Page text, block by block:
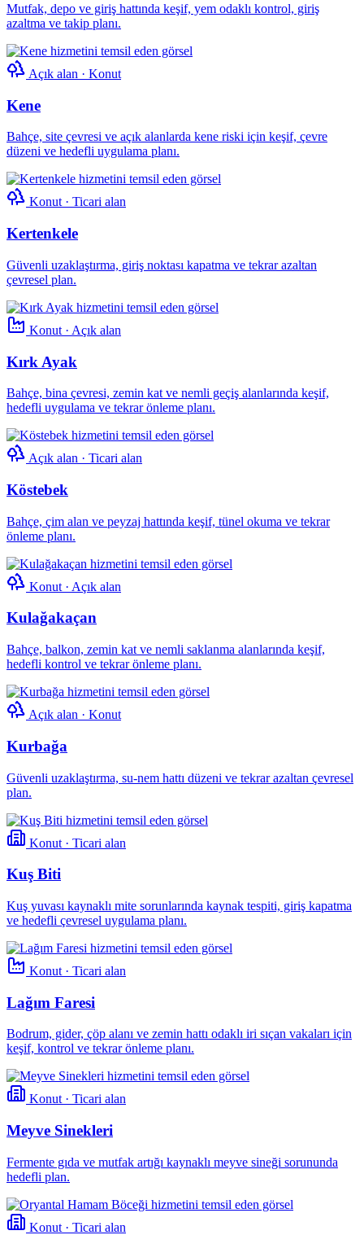
Mutfak, depo ve giriş hattında keşif, yem odaklı kontrol, giriş
azaltma ve takip planı.
Açık alan · Konut
Kene
Bahçe, site çevresi ve açık alanlarda kene riski için keşif, çevre
düzeni ve hedefli uygulama planı.
Konut · Ticari alan
Kertenkele
Güvenli uzaklaştırma, giriş noktası kapatma ve tekrar azaltan
çevresel plan.
Konut · Açık alan
Kırk Ayak
Bahçe, bina çevresi, zemin kat ve nemli geçiş alanlarında keşif,
hedefli uygulama ve tekrar önleme planı.
Açık alan · Ticari alan
Köstebek
Bahçe, çim alan ve peyzaj hattında keşif, tünel okuma ve tekrar
önleme planı.
Konut · Açık alan
Kulağakaçan
Bahçe, balkon, zemin kat ve nemli saklanma alanlarında keşif,
hedefli kontrol ve tekrar önleme planı.
Açık alan · Konut
Kurbağa
Güvenli uzaklaştırma, su-nem hattı düzeni ve tekrar azaltan çevresel
plan.
Konut · Ticari alan
Kuş Biti
Kuş yuvası kaynaklı mite sorunlarında kaynak tespiti, giriş kapatma
ve hedefli çevresel uygulama planı.
Konut · Ticari alan
Lağım Faresi
Bodrum, gider, çöp alanı ve zemin hattı odaklı iri sıçan vakaları için
keşif, kontrol ve tekrar önleme planı.
Konut · Ticari alan
Meyve Sinekleri
Fermente gıda ve mutfak artığı kaynaklı meyve sineği sorununda
hedefli plan.
Konut · Ticari alan